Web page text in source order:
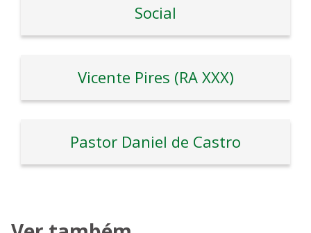
Social
Vicente Pires (RA XXX)
Pastor Daniel de Castro